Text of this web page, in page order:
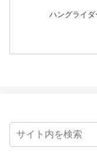
ハングライ